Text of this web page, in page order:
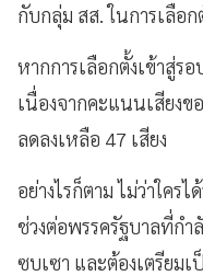
กับกลุ่ม สส. ในการเลือ
หากการเลือกตั้งเข้าสู่ร
เนื่องจากคะแนนเสียงข
ลดลงเหลือ 47 เสียง
อย่างไรก็ตาม ไม่ว่าใคร
ช่วงต่อพรรครัฐบาลที่ก
ซบเซา และต้องเตรียม